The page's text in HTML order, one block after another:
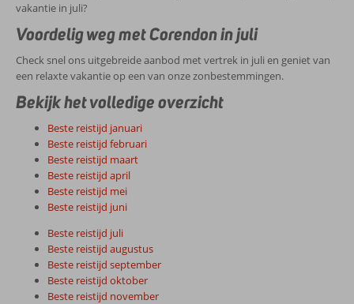
vakantie in juli?
Voordelig weg met Corendon in juli
Check snel ons uitgebreide aanbod met vertrek in juli en geniet van
een relaxte vakantie op een van onze zonbestemmingen.
Bekijk het volledige overzicht
Beste reistijd januari
Beste reistijd februari
Beste reistijd maart
Beste reistijd april
Beste reistijd mei
Beste reistijd juni
Beste reistijd juli
Beste reistijd augustus
Beste reistijd september
Beste reistijd oktober
Beste reistijd november